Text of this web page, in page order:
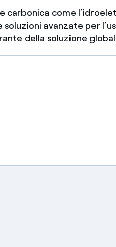
carbonica come
avanzate per
della soluzione